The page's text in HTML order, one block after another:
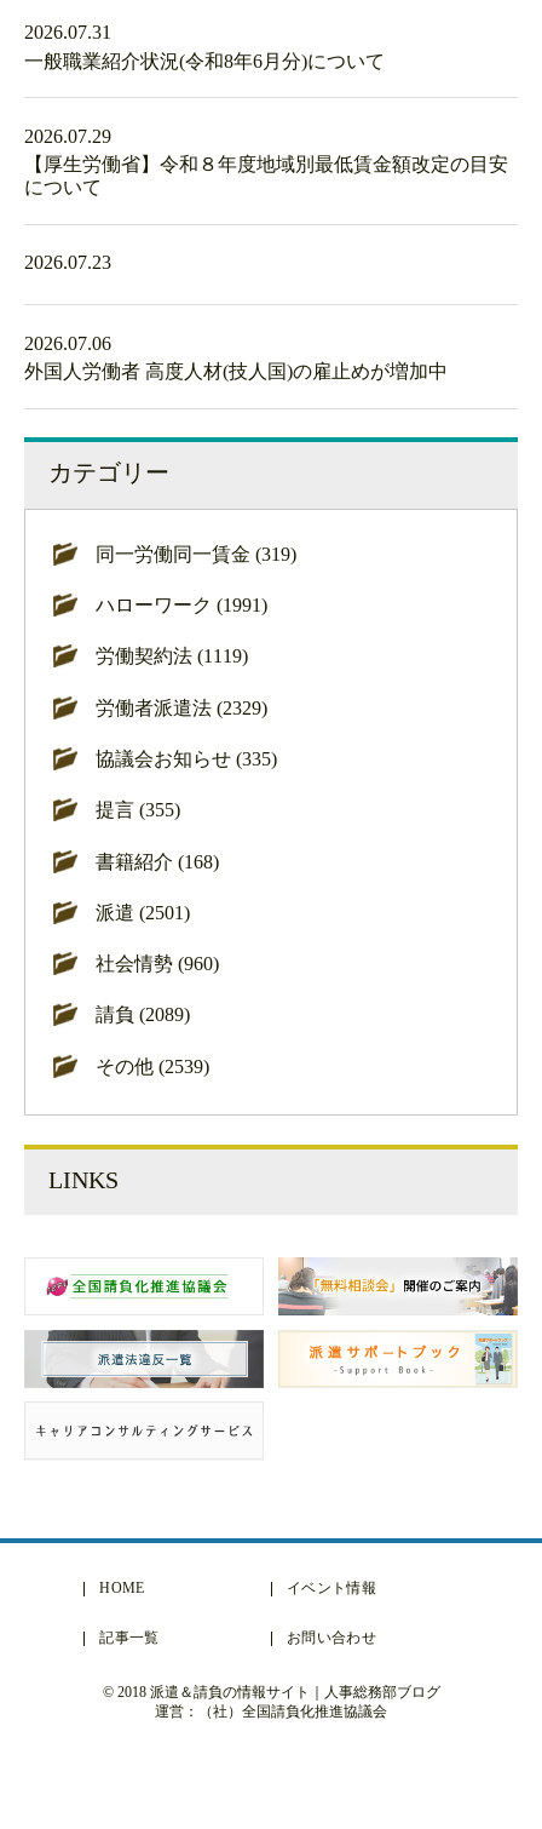
2026.07.31
一般職業紹介状況(令和8年6月分)について
2026.07.29
【厚生労働省】令和８年度地域別最低賃金額改定の目安
について
2026.07.23
2026.07.06
外国人労働者 高度人材(技人国)の雇止めが増加中
カテゴリー
同一労働同一賃金 (319)
ハローワーク (1991)
労働契約法 (1119)
労働者派遣法 (2329)
協議会お知らせ (335)
提言 (355)
書籍紹介 (168)
派遣 (2501)
社会情勢 (960)
請負 (2089)
その他 (2539)
LINKS
HOME イベント情報
記事一覧 お問い合わせ
© 2018 派遣＆請負の情報サイト｜人事総務部ブログ
運営：（社）全国請負化推進協議会